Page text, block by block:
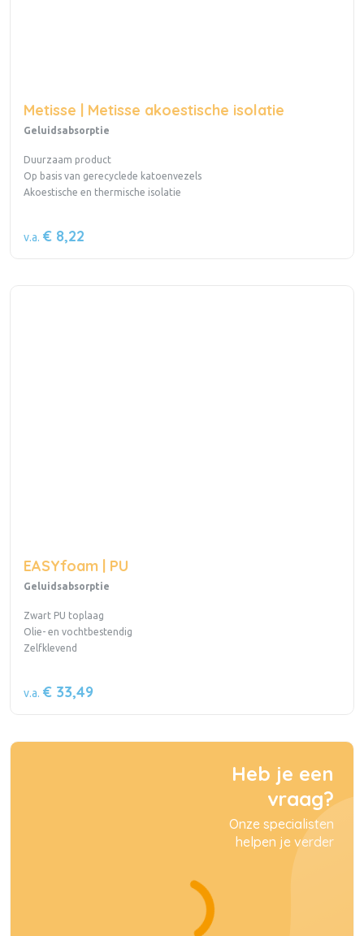
Metisse | Metisse akoestische isolatie
Geluidsabsorptie
Duurzaam product
Op basis van gerecyclede katoenvezels
Akoestische en thermische isolatie
v.a. € 8,22
EASYfoam | PU
Geluidsabsorptie
Zwart PU toplaag
Olie- en vochtbestendig
Zelfklevend
v.a. € 33,49
Heb je een
vraag?
Onze specialisten
helpen je verder